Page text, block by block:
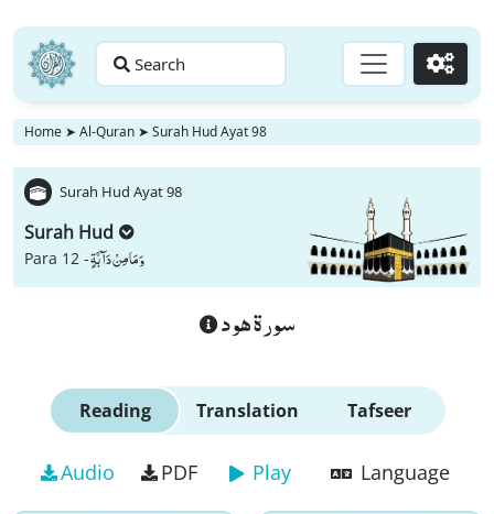
Search Go
Home ➤ Al-Quran ➤ Surah Hud Ayat 98
Surah Hud Ayat 98
Surah Hud
Para 12 -وَ مَا مِنْ دَآبَّةٍ
سورة هود
Reading Translation Tafseer
Audio PDF Play Language